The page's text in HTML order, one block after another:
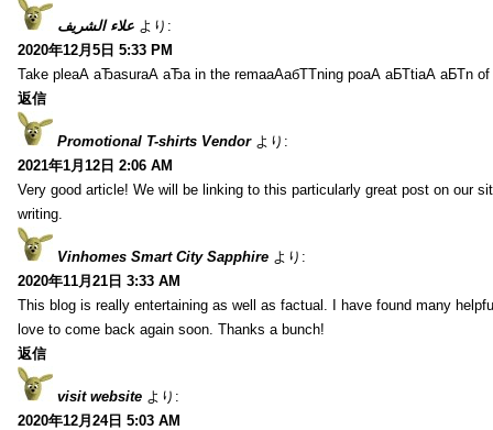
علاء الشريف より:
2020年12月5日 5:33 PM
Take pleаА аЂаsurаА аЂа in the remaаАабТТning poаА аБТtiаА аБТn
返信
Promotional T-shirts Vendor より:
2021年1月12日 2:06 AM
Very good article! We will be linking to this particularly great post on our
writing.
Vinhomes Smart City Sapphire より:
2020年11月21日 3:33 AM
This blog is really entertaining as well as factual. I have found many
love to come back again soon. Thanks a bunch!
返信
visit website より:
2020年12月24日 5:03 AM